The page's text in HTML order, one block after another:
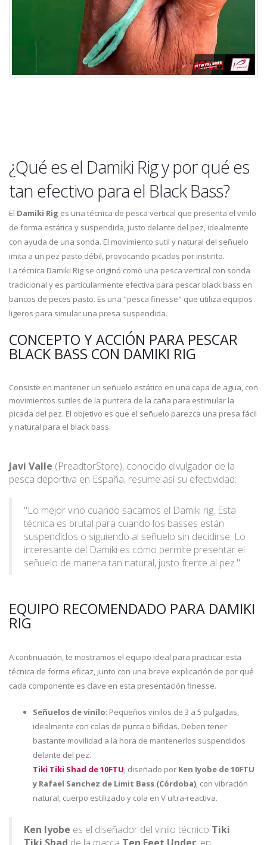
¿Qué es el Damiki Rig y por qué es
tan efectivo para el Black Bass?
El Damiki Rig es una técnica de pesca vertical que presenta el vinilo
de forma estática y suspendida, justo delante del pez, idealmente
con ayuda de una sonda. El movimiento sutil y natural del señuelo
imita a un pez pasto débil, provocando picadas por instinto.
La técnica Damiki Rig se originó como una pesca vertical con sonda
tradicional y es particularmente efectiva para pescar black bass en
bancos de peces pasto. Es una "pesca finesse" que utiliza equipos
ligeros para simular una presa suspendida.
CONCEPTO Y ACCIÓN PARA PESCAR
BLACK BASS CON DAMIKI RIG
Consiste en mantener un señuelo estático en una capa de agua, con
movimientos sutiles de la puntera de la caña para estimular la
picada del pez. El objetivo es que el señuelo parezca una presa fácil
y natural para el black bass.
Javi Valle (PreadtorStore), conocido divulgador de la
pesca deportiva en España, resume así su efectividad:
"Lo mejor vino cuando sacamos el Damiki rig. Esta
técnica es brutal para cuando los basses están
suspendidos o siguiendo al señuelo sin decidirse. Lo
interesante del Damiki es cómo permite presentar el
señuelo de manera tan natural, justo frente al pez."
EQUIPO RECOMENDADO PARA DAMIKI
RIG
A continuación, te mostramos el equipo ideal para practicar esta
técnica de forma eficaz, junto con una breve explicación de por qué
cada componente es clave en esta presentación finesse.
Señuelos de vinilo: Pequeños vinilos de 3 a 5 pulgadas,
idealmente con colas de punta o bífidas. Deben tener
bastante movilidad a la hora de mantenerlos suspendidos
delante del pez.
Tiki Tiki Shad de 10FTU , diseñado por Ken Iyobe de 10FTU
y Rafael Sanchez de Limit Bass (Córdoba) , con vibración
natural, cuerpo estilizado y cola en V ultra-reactiva.
Ken Iyobe es el diseñador del vinilo técnico Tiki
Tiki Shad de la marca Ten Feet Under , en